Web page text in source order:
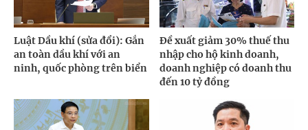
Luật Dầu khí (sửa đổi): Gắn
an toàn dầu khí với an
ninh, quốc phòng trên biển
Đề xuất giảm 30% thuế thu
nhập cho hộ kinh doanh,
doanh nghiệp có doanh thu
đến 10 tỷ đồng